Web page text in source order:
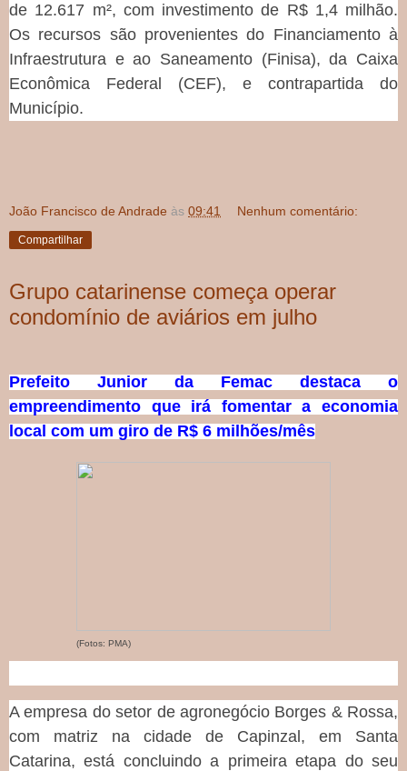
de 12.617 m², com investimento de R$ 1,4 milhão.
Os recursos são provenientes do Financiamento à
Infraestrutura e ao Saneamento (Finisa), da Caixa
Econômica Federal (CEF), e contrapartida do
Município.
João Francisco de Andrade às 09:41 Nenhum comentário:
Compartilhar
Grupo catarinense começa operar
condomínio de aviários em julho
Prefeito Junior da Femac destaca o
empreendimento que irá fomentar a economia
local com um giro de R$ 6 milhões/mês
(Fotos: PMA)
A empresa do setor de agronegócio Borges & Rossa,
com matriz na cidade de Capinzal, em Santa
Catarina, está concluindo a primeira etapa do seu